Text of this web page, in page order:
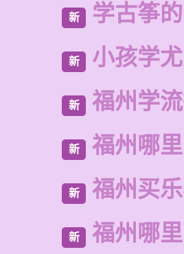
新 学古筝
新 小孩学
新 福州学
新 福州哪
新 福州买
新 福州哪